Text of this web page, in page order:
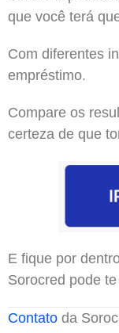
que você terá
Com diferentes
empréstimo.
Compare os
certeza de que
E fique por
Sorocred pode
Contato da